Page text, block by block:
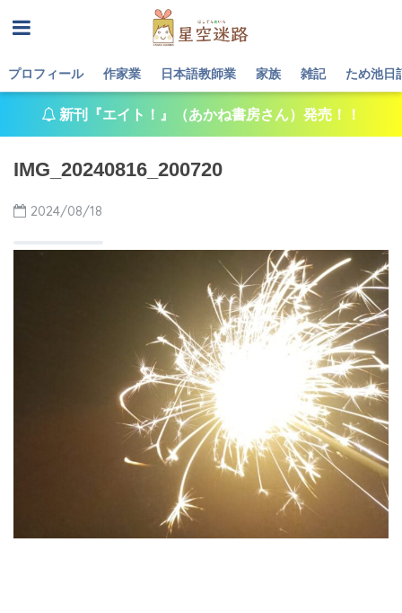
プロフィール 作家業 日本語教師業 家族 雑記 ため池日
新刊『エイト！』（あかね書房さん）発売！！
IMG_20240816_200720
2024/08/18